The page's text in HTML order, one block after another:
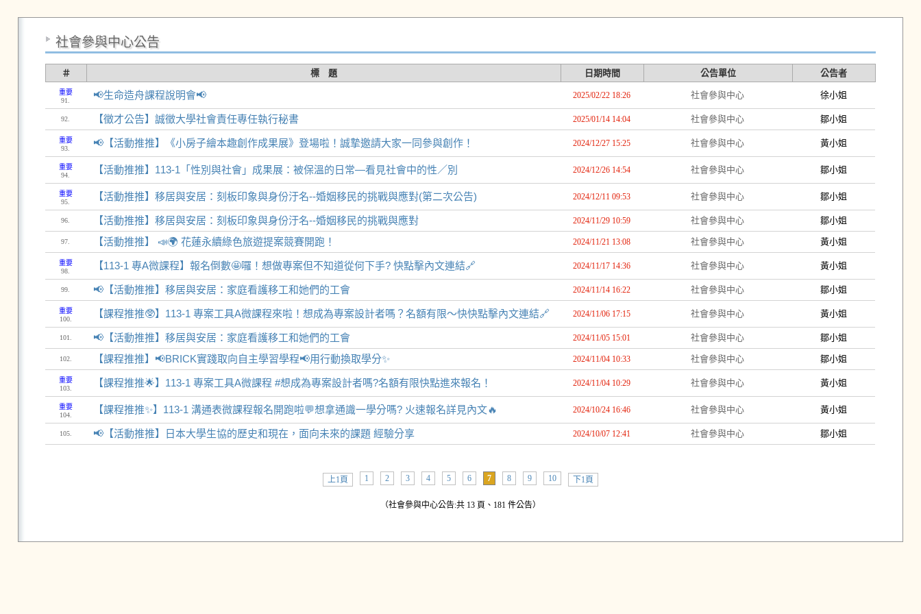
社會參與中心公告
＃ 標 題 日期時間 公告單位 公告者
重要
91.
📢生命造舟課程說明會📢 2025/02/22 18:26 社會參與中心 徐小姐
92. 【徵才公告】誠徵大學社會責任專任執行秘書 2025/01/14 14:04 社會參與中心 鄒小姐
重要
93.
📢【活動推推】《小房子繪本趣創作成果展》登場啦！誠摯邀請大家一同參與創作！ 2024/12/27 15:25 社會參與中心 黃小姐
重要
94.
【活動推推】113-1「性別與社會」成果展：被保溫的日常—看見社會中的性／別 2024/12/26 14:54 社會參與中心 鄒小姐
重要
95.
【活動推推】移居與安居：刻板印象與身份汙名--婚姻移民的挑戰與應對(第二次公告) 2024/12/11 09:53 社會參與中心 鄒小姐
96. 【活動推推】移居與安居：刻板印象與身份汙名--婚姻移民的挑戰與應對 2024/11/29 10:59 社會參與中心 鄒小姐
97. 【活動推推】 📣🌍 花蓮永續綠色旅遊提案競賽開跑！ 2024/11/21 13:08 社會參與中心 黃小姐
重要
98.
【113-1 專A微課程】報名倒數🤩囉！想做專案但不知道從何下手? 快點擊內文連結🔗 2024/11/17 14:36 社會參與中心 黃小姐
99. 📢【活動推推】移居與安居：家庭看護移工和她們的工會 2024/11/14 16:22 社會參與中心 鄒小姐
重要
100.
【課程推推🥸】113-1 專案工具A微課程來啦！想成為專案設計者嗎？名額有限～快快點擊內文連結🔗 2024/11/06 17:15 社會參與中心 黃小姐
101. 📢【活動推推】移居與安居：家庭看護移工和她們的工會 2024/11/05 15:01 社會參與中心 鄒小姐
102. 【課程推推】📢BRICK實踐取向自主學習學程📢用行動換取學分✨ 2024/11/04 10:33 社會參與中心 鄒小姐
重要
103.
【課程推推🌟】113-1 專案工具A微課程 #想成為專案設計者嗎?名額有限快點進來報名！ 2024/11/04 10:29 社會參與中心 黃小姐
重要
104.
【課程推推✨】113-1 溝通表微課程報名開跑啦💬想拿通識一學分嗎? 火速報名詳見內文🔥 2024/10/24 16:46 社會參與中心 黃小姐
105. 📢【活動推推】日本大學生協的歷史和現在，面向未來的課題 經驗分享 2024/10/07 12:41 社會參與中心 鄒小姐
上1頁 1 2 3 4 5 6 7 8 9 10 下1頁
（社會參與中心公告:共 13 頁、181 件公告）